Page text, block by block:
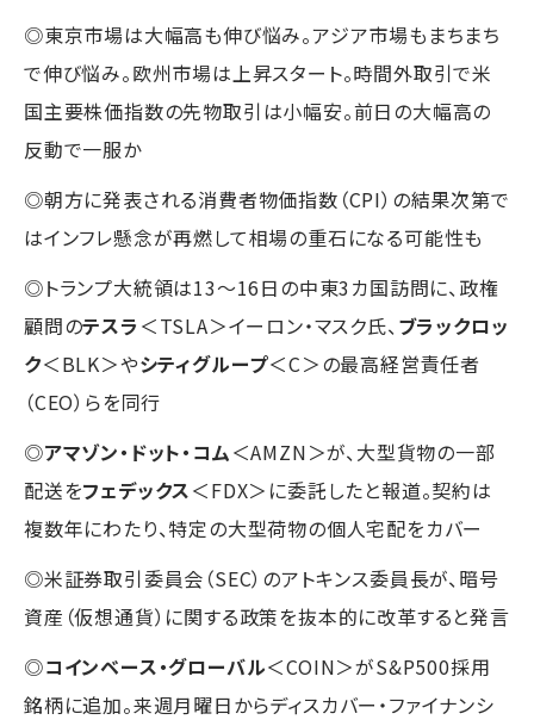
◎東京市場は大幅高も伸び悩み。アジア市場もまちまち
で伸び悩み。欧州市場は上昇スタート。時間外取引で米
国主要株価指数の先物取引は小幅安。前日の大幅高の
反動で一服か
◎朝方に発表される消費者物価指数（CPI）の結果次第で
はインフレ懸念が再燃して相場の重石になる可能性も
◎トランプ大統領は13～16日の中東3カ国訪問に、政権
顧問のテスラ ＜TSLA＞イーロン・マスク氏、ブラックロッ
ク＜BLK＞やシティグループ＜C＞の最高経営責任者
（CEO）らを同行
◎アマゾン・ドット・コム＜AMZN＞が、大型貨物の一部
配送をフェデックス＜FDX＞に委託したと報道。契約は
複数年にわたり、特定の大型荷物の個人宅配をカバー
◎米証券取引委員会（SEC）のアトキンス委員長が、暗号
資産（仮想通貨）に関する政策を抜本的に改革すると発言
◎コインベース・グローバル＜COIN＞がS&P500採用
銘柄に追加。来週月曜日からディスカバー・ファイナンシ